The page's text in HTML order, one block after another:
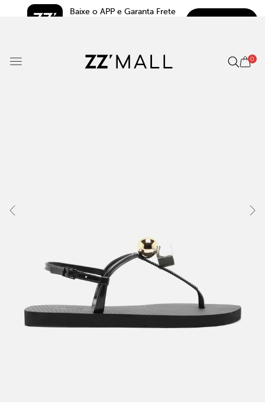
Baixe o APP e Garanta Frete
0